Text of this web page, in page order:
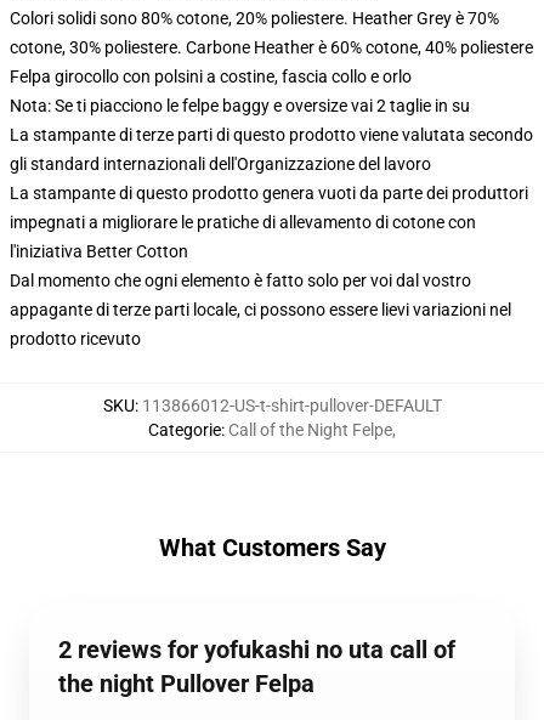
Colori solidi sono 80% cotone, 20% poliestere. Heather Grey è 70%
cotone, 30% poliestere. Carbone Heather è 60% cotone, 40% poliestere
Felpa girocollo con polsini a costine, fascia collo e orlo
Nota: Se ti piacciono le felpe baggy e oversize vai 2 taglie in su
La stampante di terze parti di questo prodotto viene valutata secondo
gli standard internazionali dell'Organizzazione del lavoro
La stampante di questo prodotto genera vuoti da parte dei produttori
impegnati a migliorare le pratiche di allevamento di cotone con
l'iniziativa Better Cotton
Dal momento che ogni elemento è fatto solo per voi dal vostro
appagante di terze parti locale, ci possono essere lievi variazioni nel
prodotto ricevuto
SKU: 113866012-US-t-shirt-pullover-DEFAULT
Categorie: Call of the Night Felpe,
What Customers Say
2 reviews for yofukashi no uta call of
the night Pullover Felpa